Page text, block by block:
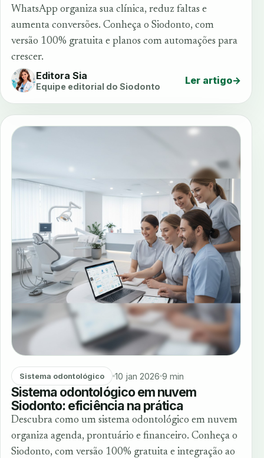
WhatsApp organiza sua clínica, reduz faltas e
aumenta conversões. Conheça o Siodonto, com
versão 100% gratuita e planos com automações para
crescer.
Editora Sia
Equipe editorial do Siodonto Ler artigo→
Sistema odontológico 10 jan 2026 9 min
Sistema odontológico em nuvem
Siodonto: eficiência na prática
Descubra como um sistema odontológico em nuvem
organiza agenda, prontuário e financeiro. Conheça o
Siodonto, com versão 100% gratuita e integração ao